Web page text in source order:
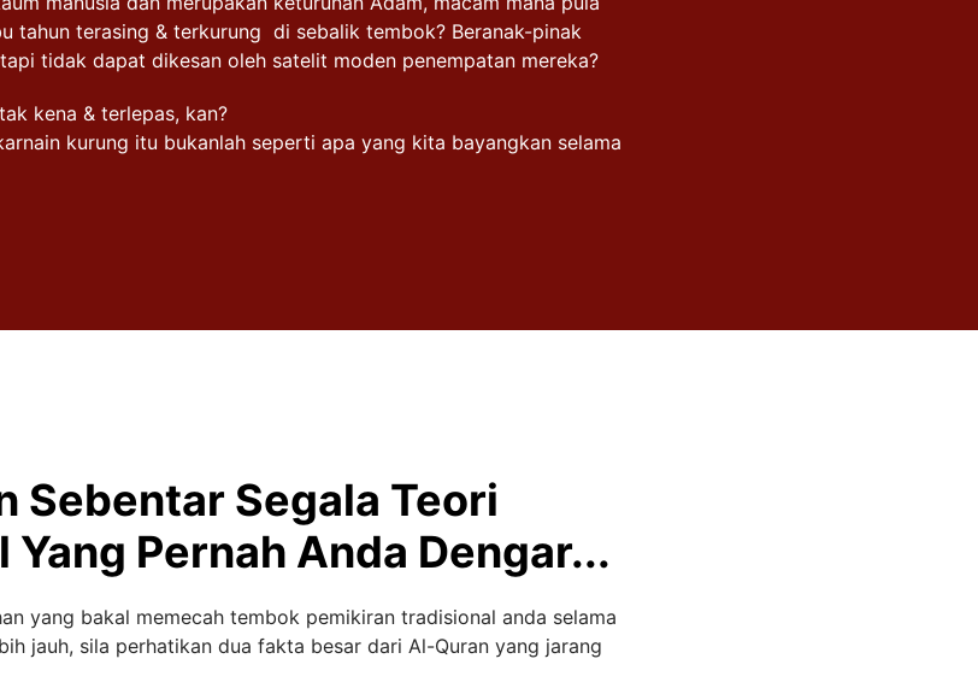
tahun terasing & terkurung di sebalik tembok? Beranak-pinak
tidak dapat dikesan oleh satelit moden penempatan mereka?
kena & terlepas, kan?
kurung itu bukanlah seperti apa yang kita bayangkan selama
Sebentar Segala Teori
Yang Pernah Anda Dengar...
yang bakal memecah tembok pemikiran tradisional anda selama
jauh, sila perhatikan dua fakta besar dari Al-Quran yang jarang